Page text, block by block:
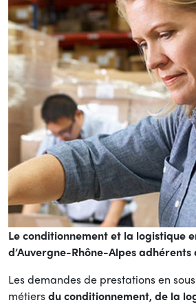
Le conditionnement et la logistique
d’Auvergne-Rhône-Alpes adhérents
Les demandes de prestations en
métiersdu conditionnement, de la